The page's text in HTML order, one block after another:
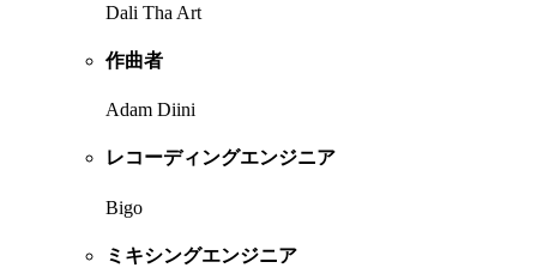
Dali Tha Art
作曲者
Adam Diini
レコーディングエンジニア
Bigo
ミキシングエンジニア